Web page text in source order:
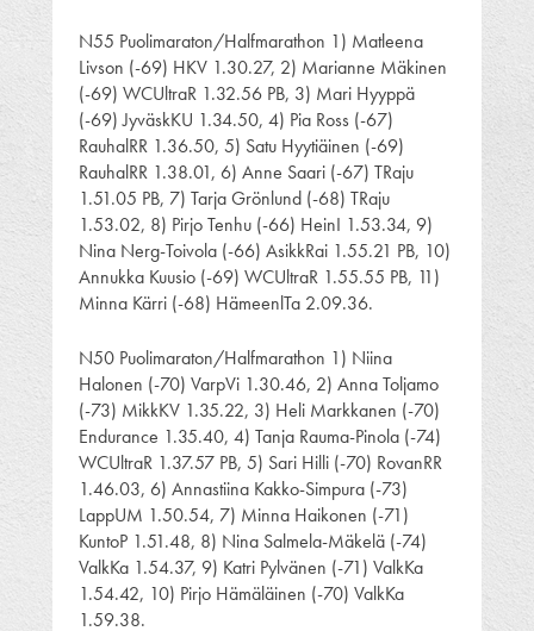
N55 Puolimaraton/Halfmarathon 1) Matleena
Livson (-69) HKV 1.30.27, 2) Marianne Mäkinen
(-69) WCUltraR 1.32.56 PB, 3) Mari Hyyppä
(-69) JyväskKU 1.34.50, 4) Pia Ross (-67)
RauhalRR 1.36.50, 5) Satu Hyytiäinen (-69)
RauhalRR 1.38.01, 6) Anne Saari (-67) TRaju
1.51.05 PB, 7) Tarja Grönlund (-68) TRaju
1.53.02, 8) Pirjo Tenhu (-66) HeinI 1.53.34, 9)
Nina Nerg-Toivola (-66) AsikkRai 1.55.21 PB, 10)
Annukka Kuusio (-69) WCUltraR 1.55.55 PB, 11)
Minna Kärri (-68) HämeenlTa 2.09.36.
N50 Puolimaraton/Halfmarathon 1) Niina
Halonen (-70) VarpVi 1.30.46, 2) Anna Toljamo
(-73) MikkKV 1.35.22, 3) Heli Markkanen (-70)
Endurance 1.35.40, 4) Tanja Rauma-Pinola (-74)
WCUltraR 1.37.57 PB, 5) Sari Hilli (-70) RovanRR
1.46.03, 6) Annastiina Kakko-Simpura (-73)
LappUM 1.50.54, 7) Minna Haikonen (-71)
KuntoP 1.51.48, 8) Nina Salmela-Mäkelä (-74)
ValkKa 1.54.37, 9) Katri Pylvänen (-71) ValkKa
1.54.42, 10) Pirjo Hämäläinen (-70) ValkKa
1.59.38.